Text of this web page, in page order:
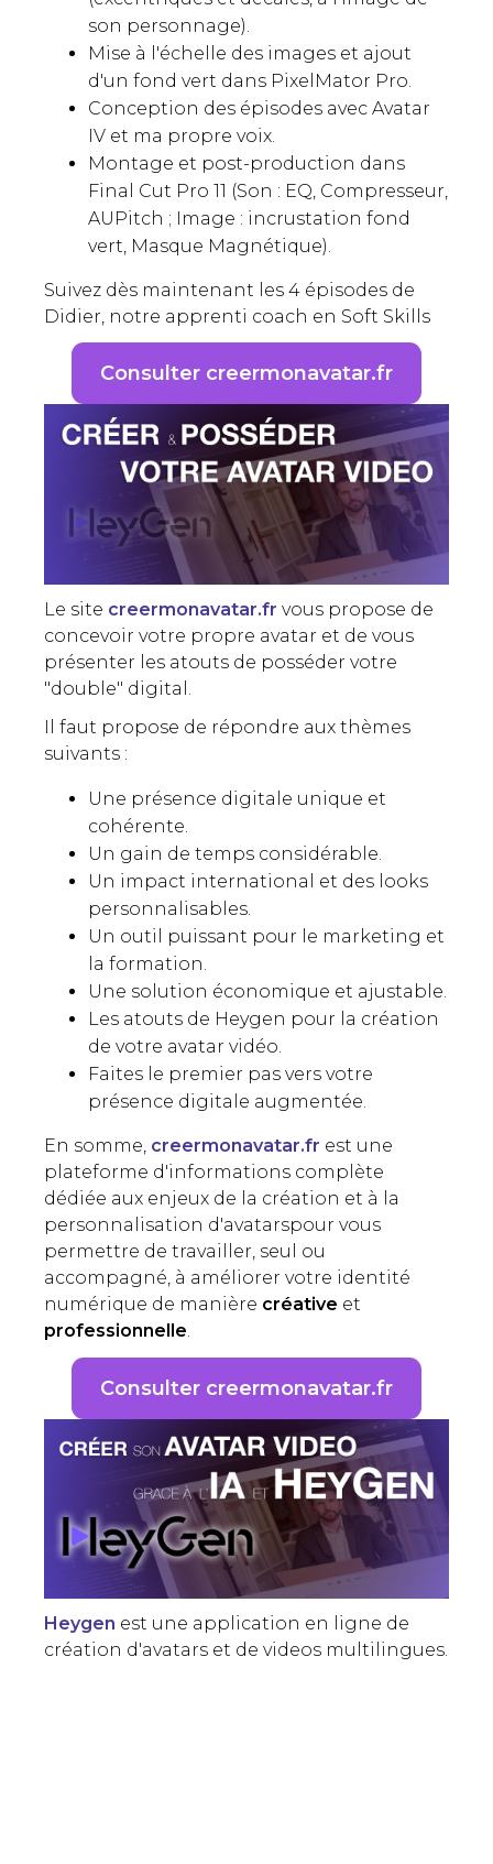
son personnage).
Mise à l'échelle des images et ajout
d'un fond vert dans PixelMator Pro.
Conception des épisodes avec Avatar
IV et ma propre voix.
Montage et post-production dans
Final Cut Pro 11 (Son : EQ, Compresseur,
AUPitch ; Image : incrustation fond
vert, Masque Magnétique).
Suivez dès maintenant les 4 épisodes de
Didier, notre apprenti coach en Soft Skills
Consulter creermonavatar.fr
Le site creermonavatar.fr vous propose de
concevoir votre propre avatar et de vous
présenter les atouts de posséder votre
"double" digital.
Il faut propose de répondre aux thèmes
suivants :
Une présence digitale unique et
cohérente.
Un gain de temps considérable.
Un impact international et des looks
personnalisables.
Un outil puissant pour le marketing et
la formation.
Une solution économique et ajustable.
Les atouts de Heygen pour la création
de votre avatar vidéo.
Faites le premier pas vers votre
présence digitale augmentée.
En somme, creermonavatar.fr est une
plateforme d'informations complète
dédiée aux enjeux de la création et à la
personnalisation d'avatarspour vous
permettre de travailler, seul ou
accompagné, à améliorer votre identité
numérique de manière créative et
professionnelle.
Consulter creermonavatar.fr
Heygen est une application en ligne de
création d'avatars et de videos multilingues.